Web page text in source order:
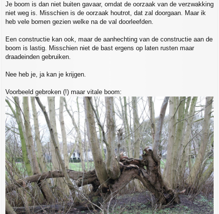
Je boom is dan niet buiten gavaar, omdat de oorzaak van de verzwakking
niet weg is. Misschien is de oorzaak houtrot, dat zal doorgaan. Maar ik
heb vele bomen gezien welke na de val doorleefden.
Een constructie kan ook, maar de aanhechting van de constructie aan de
boom is lastig. Misschien niet de bast ergens op laten rusten maar
draadeinden gebruiken.
Nee heb je, ja kan je krijgen.
Voorbeeld gebroken (!) maar vitale boom: